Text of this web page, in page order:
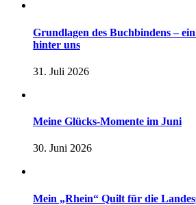
Grundlagen des Buchbindens –
hinter uns
31. Juli 2026
Meine Glücks-Momente im Juni
30. Juni 2026
Mein „Rhein“ Quilt für die